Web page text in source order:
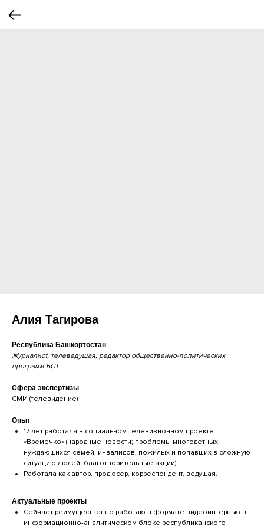
Алия Тагирова
Республика Башкортостан
Журналист, телеведущая, редактор общественно-политических
программ БСТ
Сфера экспертизы
СМИ (телевидение)
Опыт
17 лет работала в социальном телевизионном проекте
«Времечко» (народные новости; проблемы многодетных,
нуждающихся семей, инвалидов, пожилых и попавших в сложную
ситуацию людей; благотворительные акции).
Работала как автор, продюсер, корреспондент, ведущая.
Актуальные проекты
Сейчас преимущественно работаю в формате видеоинтервью в
информационно-аналитическом блоке республиканского